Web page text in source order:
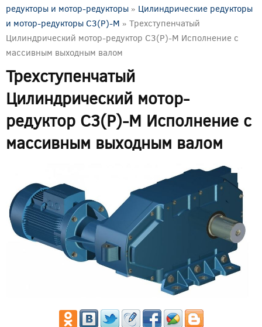
редукторы и мотор-редукторы » Цилиндрические редукторы
и мотор-редукторы C3(P)-M » Трехступенчатый
Цилиндрический мотор-редуктор C3(P)-M Исполнение с
массивным выходным валом
Трехступенчатый
Цилиндрический мотор-
редуктор C3(P)-M Исполнение с
массивным выходным валом